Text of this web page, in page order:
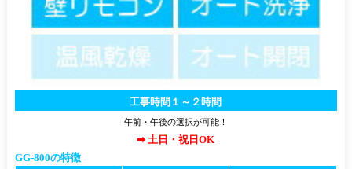
工事時間１～２時間
午前・午後の選択が可能！
➡ 土日・祝日OK
GG-800の特徴